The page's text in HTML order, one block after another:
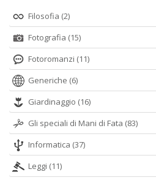
Filosofia (2)
Fotografia (15)
Fotoromanzi (11)
Generiche (6)
Giardinaggio (16)
Gli speciali di Mani di Fata (83)
Informatica (37)
Leggi (11)